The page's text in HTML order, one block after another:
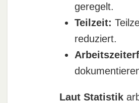
geregelt.
Teilzeit:
reduziert.
Laut Statistik